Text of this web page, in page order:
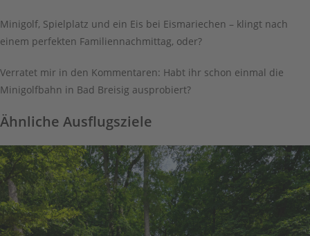
Minigolf, Spielplatz und ein Eis bei Eismariechen – klingt nach
einem perfekten Familiennachmittag, oder?
Verratet mir in den Kommentaren: Habt ihr schon einmal die
Minigolfbahn in Bad Breisig ausprobiert?
Ähnliche Ausflugsziele